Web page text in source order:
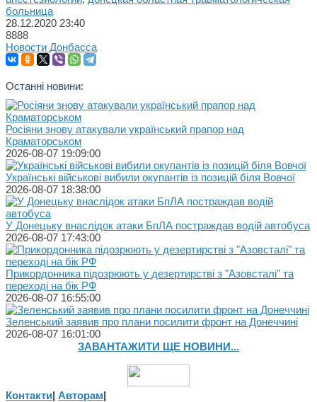
больница
28.12.2020 23:40
8888
Новости Донбасса
Останні новини:
Росіяни знову атакували український прапор над
Краматорськом
2026-08-07 19:09:00
Українські військові вибили окупантів із позицій біля Вовчої
2026-08-07 18:38:00
У Донецьку внаслідок атаки БпЛА постраждав водій автобуса
2026-08-07 17:43:00
Прикордонника підозрюють у дезертирстві з "Азовсталі" та
переході на бік РФ
2026-08-07 16:55:00
Зеленський заявив про плани посилити фронт на Донеччині
2026-08-07 16:01:00
ЗАВАНТАЖИТИ ЩЕ НОВИНИ...
Контакти| Авторам|